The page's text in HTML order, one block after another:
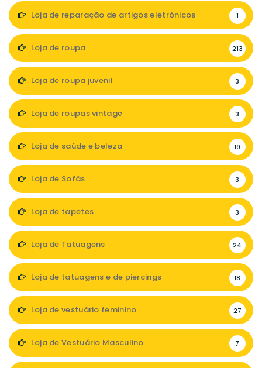
Loja de reparação de artigos eletrónicos 1
Loja de roupa 213
Loja de roupa juvenil 3
Loja de roupas vintage 3
Loja de saúde e beleza 19
Loja de Sofás 3
Loja de tapetes 3
Loja de Tatuagens 24
Loja de tatuagens e de piercings 18
Loja de vestuário feminino 27
Loja de Vestuário Masculino 7